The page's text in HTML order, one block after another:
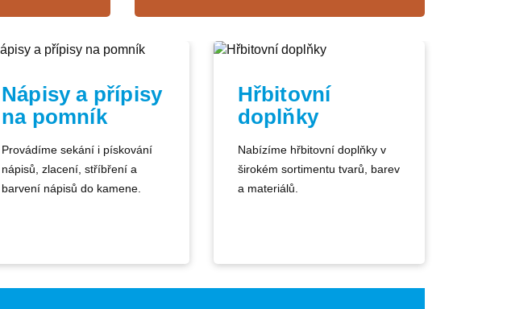
Nápisy a přípisy
na pomník
Provádíme sekání i pískování
nápisů, zlacení, stříbření a
barvení nápisů do kamene.
Hřbitovní
doplňky
Nabízíme hřbitovní doplňky v
širokém sortimentu tvarů, barev
a materiálů.